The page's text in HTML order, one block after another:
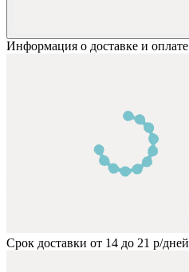
Информация о доставке и оплате
Срок доставки от 14 до 21 р/дней